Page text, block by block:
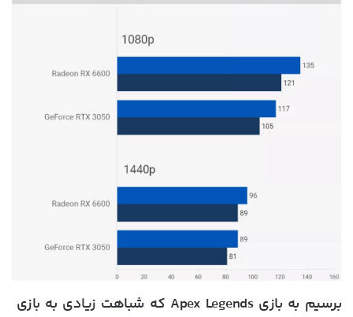
برسیم به بازی Apex Legends که شباهت زیادی به بازی